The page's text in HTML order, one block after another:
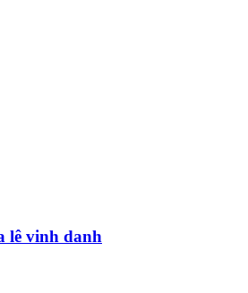
lê vinh danh